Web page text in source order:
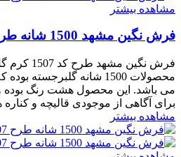
مشاهده بیشتر
فرش نگین مشهد 1500 شانه طرح 1507 سورمه ای
فرش نگین
برای آگاهی از موجودی قالیچه و
مشاهده بیشتر